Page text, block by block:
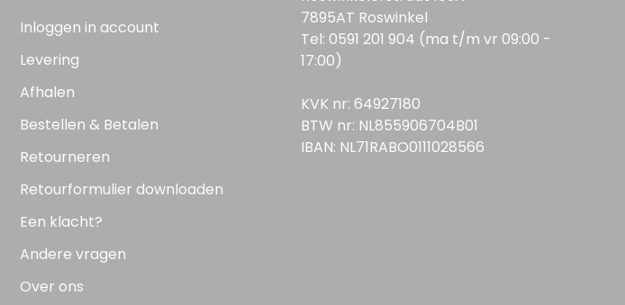
Inloggen in account
Levering
Afhalen
Bestellen & Betalen
Retourneren
Retourformulier downloaden
Een klacht?
Andere vragen
Over ons
7895AT Roswinkel
Tel: 0591 201 904 (ma t/m vr 09:00 -
17:00)
KVK nr: 64927180
BTW nr: NL855906704B01
IBAN: NL71RABO0111028566